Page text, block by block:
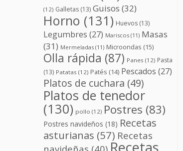
(12) Galletas (13) Guisos (32)
Horno (131) Huevos (13)
Legumbres (27) Mariscos (11) Masas
(31) Mermeladas (11) Microondas (15)
Olla rápida (87) Panes (12) Pasta
(13) Patatas (12) Patés (14) Pescados (27)
Platos de cuchara (49)
Platos de tenedor
(130) pollo (12) Postres (83)
Postres navideños (18) Recetas
asturianas (57) Recetas